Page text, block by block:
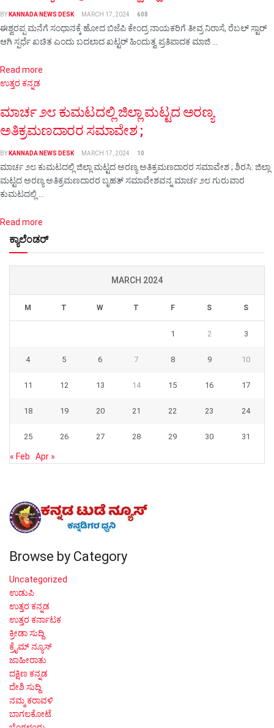
BY KANNADA NEWS DESK MARCH 17, 2024 608
ಈಶ್ವರಪ್ಪ ಮನೆಗೆ ಸಂಧಾನಕ್ಕೆ ಹೋದ ಬಿಜೆಪಿ ಕೇಂದ್ರ ನಾಯಕರಿಗೆ ತೀವ್ರ ನಿರಾಸೆ, ರೆಬಲ್ ಸ್ಟಾರ್
ಆಗಿ ಸ್ಪರ್ಧೆ ಖಚಿತ ಎಂದು ಬದಲಾದ ಖಟ್ಟರ್ ಹಿಂದುತ್ವ ಪ್ರತಿಪಾದಕ ಮಾಜಿ ...
Read more
ಉತ್ತರ ಕನ್ನಡ
ಮಾರ್ಚ ೨೮ ಕುಮಟದಲ್ಲಿ ಜಿಲ್ಲಾ ಮಟ್ಟದ ಅರಣ್ಯ
ಅತಿಕ್ರಮಣದಾರರ ಸಮಾವೇಶ ;
BY KANNADA NEWS DESK MARCH 17, 2024 10
ಮಾರ್ಚ ೨೮ ಕುಮಟದಲ್ಲಿ ಜಿಲ್ಲಾ ಮಟ್ಟದ ಅರಣ್ಯ ಅತಿಕ್ರಮಣದಾರರ ಸಮಾವೇಶ ; ಶಿರಸಿ: ಜಿಲ್ಲಾ
ಮಟ್ಟದ ಅರಣ್ಯ ಅತಿಕ್ರಮಣದಾರರ ಬೃಹತ್ ಸಮಾವೇಶವನ್ನ ಮಾರ್ಚ ೨೮ ಗುರುವಾರ
ಕುಮಟದಲ್ಲಿ ...
Read more
ಕ್ಯಾಲೆಂಡರ್
MARCH 2024
M T W T F S S
1 2 3
4 5 6 7 8 9 10
11 12 13 14 15 16 17
18 19 20 21 22 23 24
25 26 27 28 29 30 31
« Feb Apr »
Browse by Category
Uncategorized
ಉಡುಪಿ
ಉತ್ತರ ಕನ್ನಡ
ಉತ್ತರ ಕರ್ನಾಟಕ
ಕ್ರೀಡಾ ಸುದ್ದಿ
ಕ್ರೈಮ್ ನ್ಯೂಸ್
ಜಾಹೀರಾತು
ದಕ್ಷಿಣ ಕನ್ನಡ
ದೇಶಿ ಸುದ್ದಿ
ನಮ್ಮ ಕರಾವಳಿ
ಬಾಗಲಕೋಟೆ